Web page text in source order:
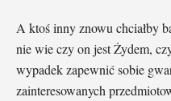
A ktoś inny znowu chciałby
nie wie czy on jest Żydem,
wypadek zapewnić sobie
zainteresowanych